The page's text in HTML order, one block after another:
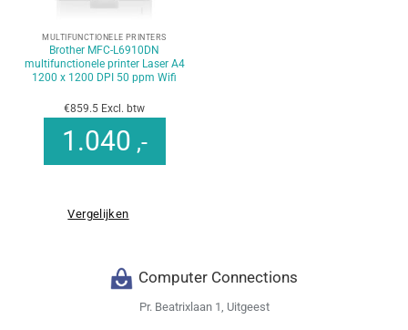
MULTIFUNCTIONELE PRINTERS
Brother MFC-L6910DN
multifunctionele printer Laser A4
1200 x 1200 DPI 50 ppm Wifi
€859.5 Excl. btw
1.040 ,-
Vergelijken
Computer Connections
Pr. Beatrixlaan 1, Uitgeest